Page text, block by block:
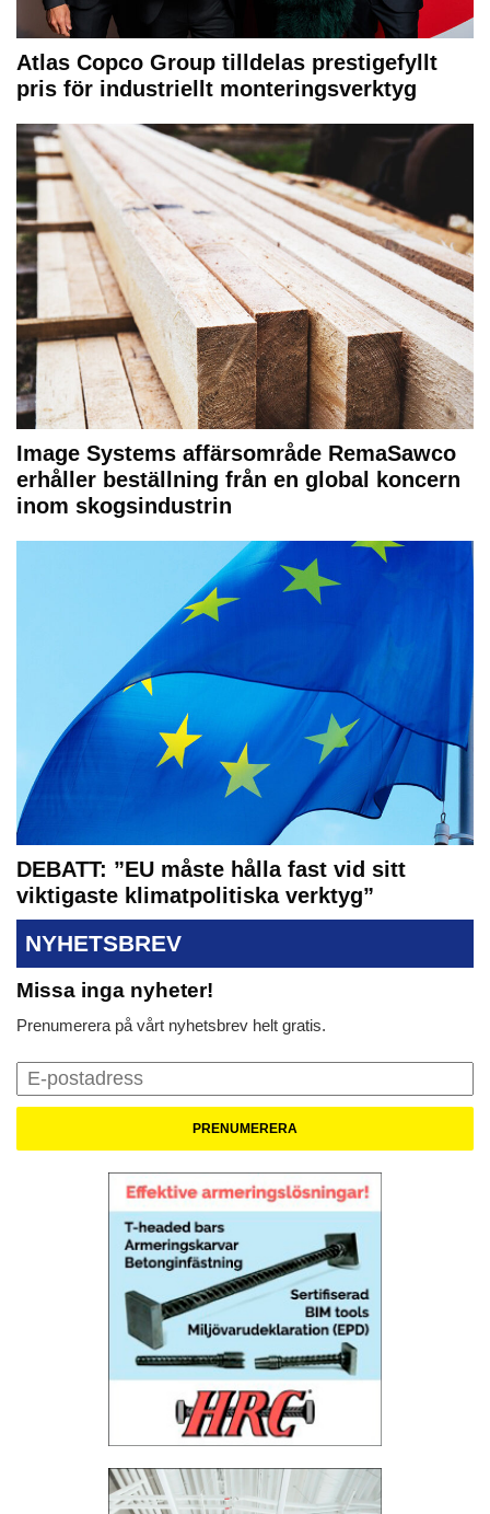
Atlas Copco Group tilldelas prestigefyllt
pris för industriellt monteringsverktyg
Image Systems affärsområde RemaSawco
erhåller beställning från en global koncern
inom skogsindustrin
DEBATT: ”EU måste hålla fast vid sitt
viktigaste klimatpolitiska verktyg”
NYHETSBREV
Missa inga nyheter!
Prenumerera på vårt nyhetsbrev helt gratis.